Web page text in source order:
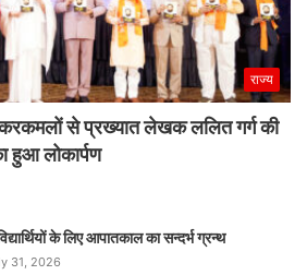
राज्य
करकमलों से प्रख्यात लेखक ललित गर्ग की
हुआ लोकार्पण
के लिए आपातकाल का सन्दर्भ ग्रन्थ
31, 2026